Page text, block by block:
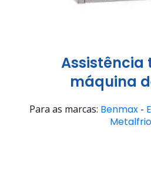
Assistência
máquina
Para as marcas: Benmax -
Metalfrio